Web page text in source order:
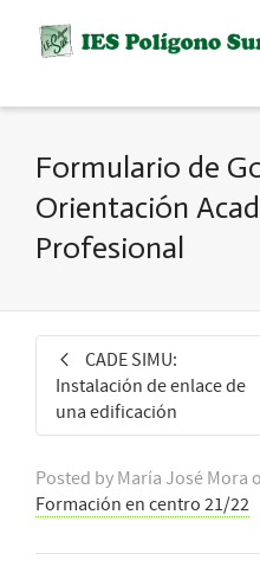
Formulario de
Orientación
Profesional
CADE SIMU:
Instalación de enlace de
una edificación
Posted by María José Mora
Formación en centro 21/22